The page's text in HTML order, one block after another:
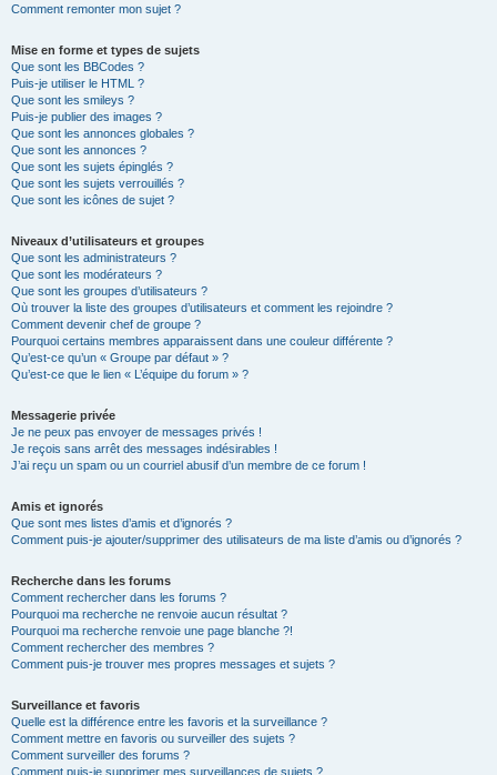
Comment remonter mon sujet ?
Mise en forme et types de sujets
Que sont les BBCodes ?
Puis-je utiliser le HTML ?
Que sont les smileys ?
Puis-je publier des images ?
Que sont les annonces globales ?
Que sont les annonces ?
Que sont les sujets épinglés ?
Que sont les sujets verrouillés ?
Que sont les icônes de sujet ?
Niveaux d’utilisateurs et groupes
Que sont les administrateurs ?
Que sont les modérateurs ?
Que sont les groupes d’utilisateurs ?
Où trouver la liste des groupes d’utilisateurs et comment les rejoindre ?
Comment devenir chef de groupe ?
Pourquoi certains membres apparaissent dans une couleur différente ?
Qu’est-ce qu’un « Groupe par défaut » ?
Qu’est-ce que le lien « L’équipe du forum » ?
Messagerie privée
Je ne peux pas envoyer de messages privés !
Je reçois sans arrêt des messages indésirables !
J’ai reçu un spam ou un courriel abusif d’un membre de ce forum !
Amis et ignorés
Que sont mes listes d’amis et d’ignorés ?
Comment puis-je ajouter/supprimer des utilisateurs de ma liste d’amis ou d’ignorés ?
Recherche dans les forums
Comment rechercher dans les forums ?
Pourquoi ma recherche ne renvoie aucun résultat ?
Pourquoi ma recherche renvoie une page blanche ?!
Comment rechercher des membres ?
Comment puis-je trouver mes propres messages et sujets ?
Surveillance et favoris
Quelle est la différence entre les favoris et la surveillance ?
Comment mettre en favoris ou surveiller des sujets ?
Comment surveiller des forums ?
Comment puis-je supprimer mes surveillances de sujets ?